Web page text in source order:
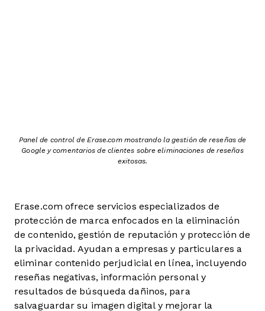
Panel de control de Erase.com mostrando la gestión de reseñas de
Google y comentarios de clientes sobre eliminaciones de reseñas
exitosas.
Erase.com ofrece servicios especializados de
protección de marca enfocados en la eliminación
de contenido, gestión de reputación y protección de
la privacidad. Ayudan a empresas y particulares a
eliminar contenido perjudicial en línea, incluyendo
reseñas negativas, información personal y
resultados de búsqueda dañinos, para
salvaguardar su imagen digital y mejorar la